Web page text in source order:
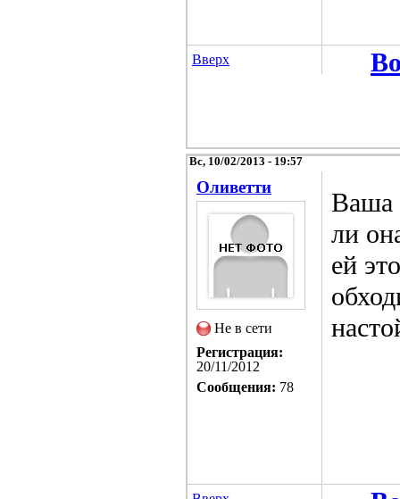
Вверх
Вс, 10/02/2013 - 19:57
Оливетти
Не в сети
Регистрация:
20/11/2012
Сообщения: 78
Ваша
ли
ей